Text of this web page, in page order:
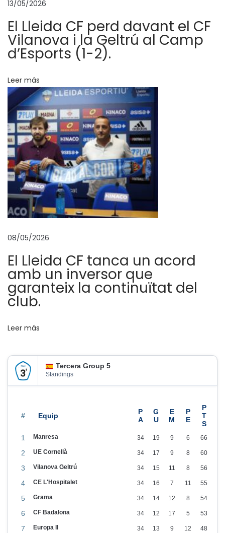
i
G
à
i
s
,
F
u
n
a
c
ó
n
V
i
v
y
r
c
13/05/2026
El Lleida CF perd davant el CF
Vilanova i la Geltrú al Camp
d’Esports (1-2).
Leer más
08/05/2026
El Lleida CF tanca un acord
amb un inversor que
garanteix la continuïtat del
club.
Leer más
Tercera Group 5
Standings
#
1 Manresa 34 19 9 6 66
2 UE Cornellà 34 17 9 8 60
3 Vilanova Geltrú 34 15 11 8 56
4 CE L'Hospitalet 34 16 7 11 55
5 Grama 34 14 12 8 54
6 CF Badalona 34 12 17 5 53
7 Europa II 34 13 9 12 48